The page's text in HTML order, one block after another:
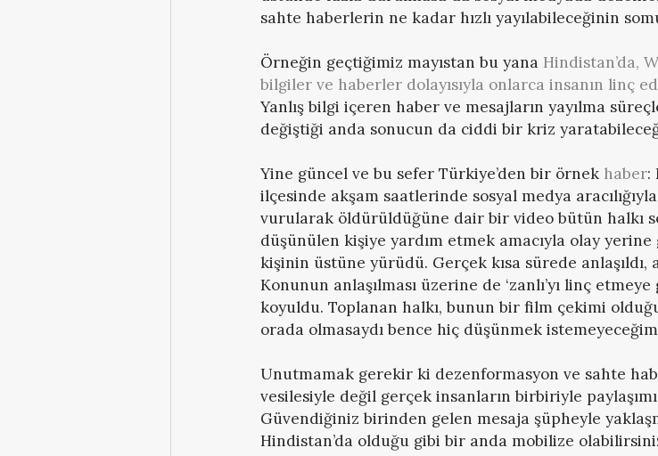
sahte haberlerin ne kadar hızlı yayılabileceğinin
Örneğin geçtiğimiz mayıstan bu yana Hindistan’da,
bilgiler ve haberler dolayısıyla onlarca insanın linç
Yanlış bilgi içeren haber ve mesajların yayılma
değiştiği anda sonucun da ciddi bir kriz
Yine güncel ve bu sefer Türkiye’den bir örnek haber:
ilçesinde akşam saatlerinde sosyal medya
vurularak öldürüldüğüne dair bir video bütün halkı
düşünülen kişiye yardım etmek amacıyla olay
kişinin üstüne yürüdü. Gerçek kısa sürede anlaşıldı,
Konunun anlaşılması üzerine de ‘zanlı’yı linç
koyuldu. Toplanan halkı, bunun bir film çekimi
orada olmasaydı bence hiç düşünmek
Unutmamak gerekir ki dezenformasyon ve sahte
vesilesiyle değil gerçek insanların birbiriyle paylaşımı
Güvendiğiniz birinden gelen mesaja şüpheyle
Hindistan’da olduğu gibi bir anda mobilize